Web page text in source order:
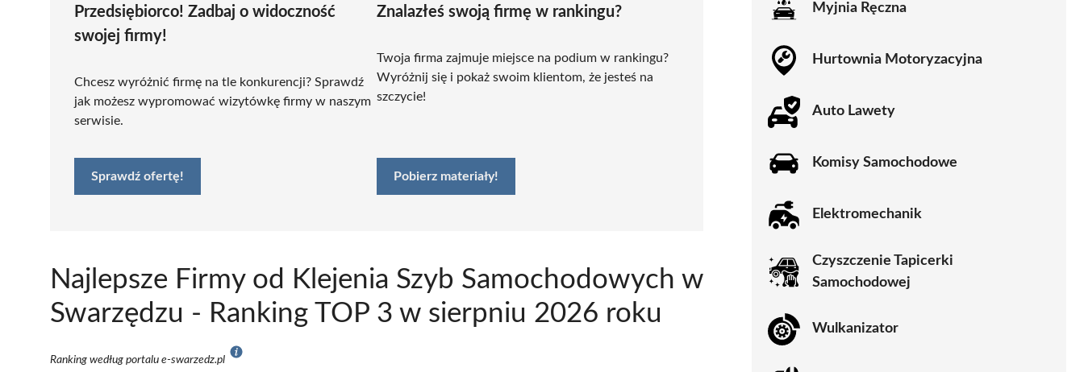
Przedsiębiorco! Zadbaj o widoczność
swojej firmy!
Chcesz wyróżnić firmę na tle konkurencji? Sprawdź
jak możesz wypromować wizytówkę firmy w naszym
serwisie.
Sprawdź ofertę!
Znalazłeś swoją firmę w rankingu?
Twoja firma zajmuje miejsce na podium w rankingu?
Wyróżnij się i pokaż swoim klientom, że jesteś na
szczycie!
Pobierz materiały!
Najlepsze Firmy od Klejenia Szyb Samochodowych w
Swarzędzu - Ranking TOP 3 w sierpniu 2026 roku
Ranking według portalu e-swarzedz.pl
Myjnia Ręczna
Hurtownia Motoryzacyjna
Auto Lawety
Komisy Samochodowe
Elektromechanik
Czyszczenie Tapicerki
Samochodowej
Wulkanizator